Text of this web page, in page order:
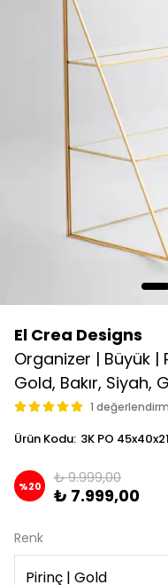
El Crea Designs
Organizer | Büyük |
Gold, Bakır, Siyah,
1
Ürün Kodu: 3K PO 45x40x21
%20 ₺ 9.999,00
₺ 7.999,00
Renk